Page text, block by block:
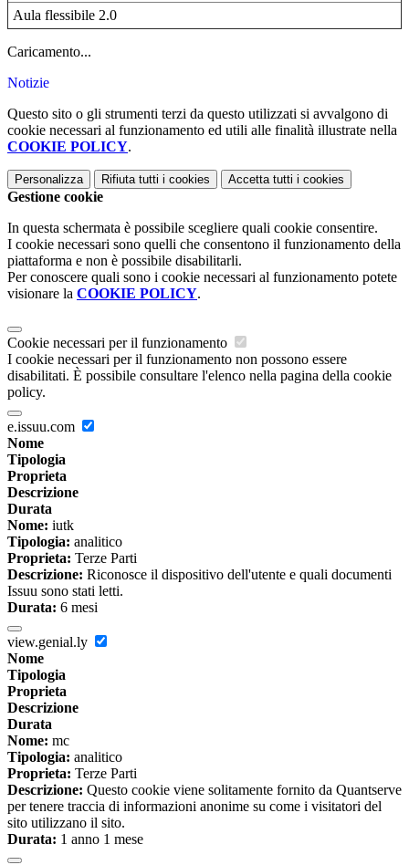
Aula flessibile 2.0
Caricamento...
Notizie
Questo sito o gli strumenti terzi da questo utilizzati si avvalgono di
cookie necessari al funzionamento ed utili alle finalità illustrate nella
COOKIE POLICY.
Personalizza Rifiuta tutti i cookies Accetta tutti i cookies
Gestione cookie
In questa schermata è possibile scegliere quali cookie consentire.
I cookie necessari sono quelli che consentono il funzionamento della
piattaforma e non è possibile disabilitarli.
Per conoscere quali sono i cookie necessari al funzionamento potete
visionare la COOKIE POLICY.
Cookie necessari per il funzionamento
I cookie necessari per il funzionamento non possono essere
disabilitati. È possibile consultare l'elenco nella pagina della cookie
policy.
e.issuu.com
Nome
Tipologia
Proprieta
Descrizione
Durata
Nome: iutk
Tipologia: analitico
Proprieta: Terze Parti
Descrizione: Riconosce il dispositivo dell'utente e quali documenti
Issuu sono stati letti.
Durata: 6 mesi
view.genial.ly
Nome
Tipologia
Proprieta
Descrizione
Durata
Nome: mc
Tipologia: analitico
Proprieta: Terze Parti
Descrizione: Questo cookie viene solitamente fornito da Quantserve
per tenere traccia di informazioni anonime su come i visitatori del
sito utilizzano il sito.
Durata: 1 anno 1 mese